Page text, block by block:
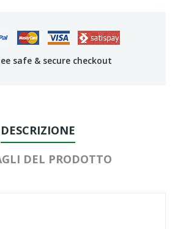
safe & secure checkout
DESCRIZIONE
DEL PRODOTTO